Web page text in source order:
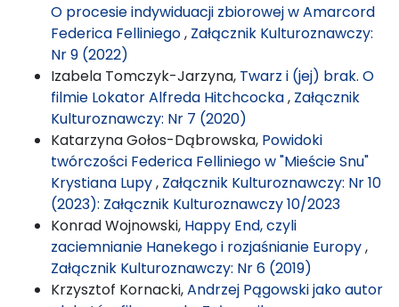
O procesie indywiduacji zbiorowej w Amarcord
Federica Felliniego, Załącznik Kulturoznawczy:
Nr 9 (2022)
Izabela Tomczyk-Jarzyna, Twarz i (jej) brak. O
filmie Lokator Alfreda Hitchcocka, Załącznik
Kulturoznawczy: Nr 7 (2020)
Katarzyna Gołos-Dąbrowska, Powidoki
twórczości Federica Felliniego w "Mieście Snu"
Krystiana Lupy, Załącznik Kulturoznawczy: Nr 10
(2023): Załącznik Kulturoznawczy 10/2023
Konrad Wojnowski, Happy End, czyli
zaciemnianie Hanekego i rozjaśnianie Europy,
Załącznik Kulturoznawczy: Nr 6 (2019)
Krzysztof Kornacki,Andrzej Pągowski jako autor